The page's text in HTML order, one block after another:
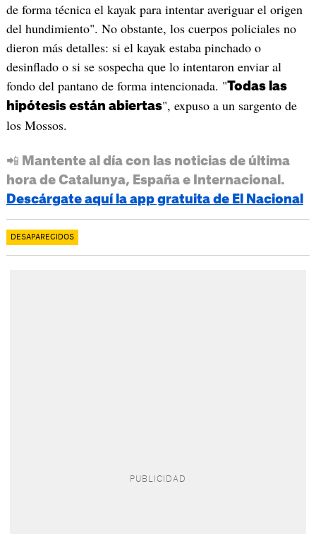
de forma técnica el kayak para intentar averiguar el origen
del hundimiento". No obstante, los cuerpos policiales no
dieron más detalles: si el kayak estaba pinchado o
desinflado o si se sospecha que lo intentaron enviar al
fondo del pantano de forma intencionada. "Todas las
hipótesis están abiertas", expuso a un sargento de
los Mossos.
📲 Mantente al día con las noticias de última
hora de Catalunya, España e Internacional.
Descárgate aquí la app gratuita de El Nacional
DESAPARECIDOS